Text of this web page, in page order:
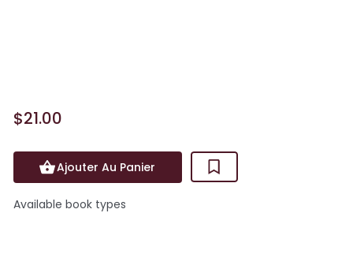
$21.00
Ajouter Au Panier
Available book types